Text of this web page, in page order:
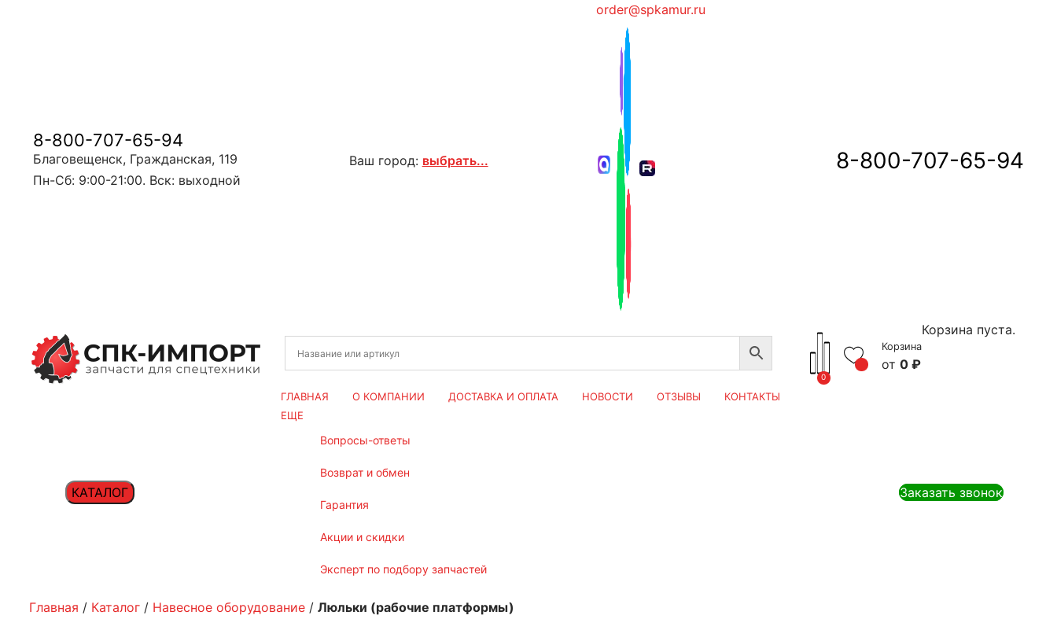
8-800-707-65-94
Благовещенск, Гражданская, 119
Пн-Сб: 9:00-21:00. Вск: выходной
Ваш город: выбрать...
order@spkamur.ru
8-800-707-65-94
0
Корзина
0 ₽
Корзина пуста.
КАТАЛОГ
ГЛАВНАЯ О КОМПАНИИ ДОСТАВКА И ОПЛАТА НОВОСТИ ОТЗЫВЫ
КОНТАКТЫ
ЕЩЕ
вопросы-ответы
возврат и обмен
гарантия
акции и скидки
эксперт по подбору запчастей
Заказать звонок
Главная / Каталог / Навесное оборудование / Люльки (рабочие платформы)